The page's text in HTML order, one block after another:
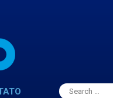
Search
for: